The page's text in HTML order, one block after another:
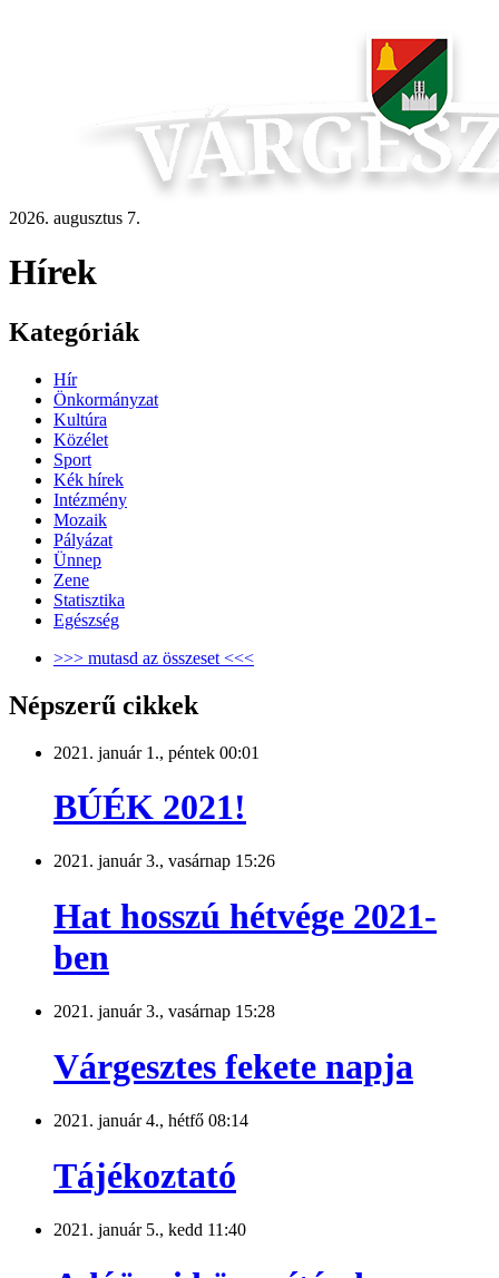
2026. augusztus 7.
Hírek
Kategóriák
Hír
Önkormányzat
Kultúra
Közélet
Sport
Kék hírek
Intézmény
Mozaik
Pályázat
Ünnep
Zene
Statisztika
Egészség
>>> mutasd az összeset <<<
Népszerű cikkek
2021. január 1., péntek 00:01
BÚÉK 2021!
2021. január 3., vasárnap 15:26
Hat hosszú hétvége 2021-
ben
2021. január 3., vasárnap 15:28
Várgesztes fekete napja
2021. január 4., hétfő 08:14
Tájékoztató
2021. január 5., kedd 11:40